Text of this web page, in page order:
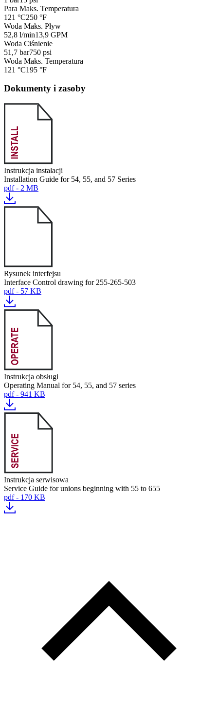
Para Maks. Temperatura
121 °C250 °F
Woda Maks. Pływ
52,8 l/min13,9 GPM
Woda Ciśnienie
51,7 bar750 psi
Woda Maks. Temperatura
121 °C195 °F
Dokumenty i zasoby
Instrukcja instalacji
Installation Guide for 54, 55, and 57 Series
pdf - 2 MB
Rysunek interfejsu
Interface Control drawing for 255-265-503
pdf - 57 KB
Instrukcja obsługi
Operating Manual for 54, 55, and 57 series
pdf - 941 KB
Instrukcja serwisowa
Service Guide for unions beginning with 55 to 655
pdf - 170 KB